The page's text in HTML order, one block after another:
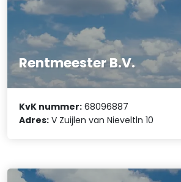
Rentmeester B.V.
KvK nummer: 68096887
Adres: V Zuijlen van Nieveltln 10